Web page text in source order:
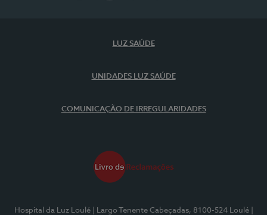
LUZ SAÚDE
UNIDADES LUZ SAÚDE
COMUNICAÇÃO DE IRREGULARIDADES
Hospital da Luz Loulé | Largo Tenente Cabeçadas, 8100-524 Loulé